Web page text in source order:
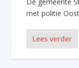
met politie
Lees verder